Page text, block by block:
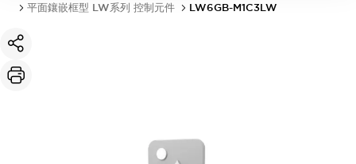
平面鑲嵌框型 LW系列 控制元件
LW6GB-M1C3LW